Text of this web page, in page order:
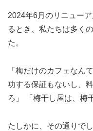
2024年6月のリニュー
るとき、私たちは多く
た。
「梅だけのカフェなん
功する保証もないし、
ろ」 「梅干し屋は、梅
たしかに、その通りで